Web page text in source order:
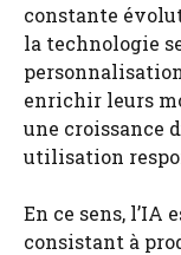
constante
la technologie
enrichir leurs
une croissance
utilisation
En ce sens, l’IA
consistant à